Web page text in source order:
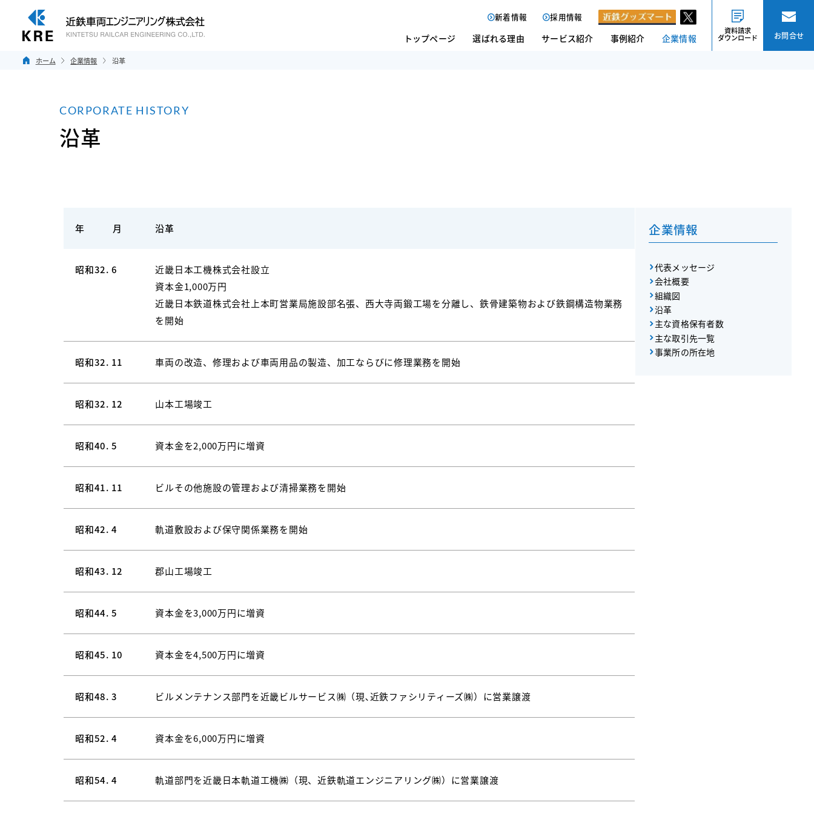
新着情報 採用情報
トップページ 選ばれる理由 サービス紹介 事例紹介 企業情報
資料請求
ダウンロード お問合せ
ホーム 企業情報 沿革
CORPORATE HISTORY
沿革
年 月 沿革
昭和32. 6
近畿日本工機株式会社設立
資本金1,000万円
近畿日本鉄道株式会社上本町営業局施設部名張、西大寺両鍛工場を分離し、鉄骨建築物および鉄鋼構造物業務
を開始
昭和32. 11 車両の改造、修理および車両用品の製造、加工ならびに修理業務を開始
昭和32. 12 山本工場竣工
昭和40. 5 資本金を2,000万円に増資
昭和41. 11 ビルその他施設の管理および清掃業務を開始
昭和42. 4 軌道敷設および保守関係業務を開始
昭和43. 12 郡山工場竣工
昭和44. 5 資本金を3,000万円に増資
昭和45. 10 資本金を4,500万円に増資
昭和48. 3 ビルメンテナンス部門を近畿ビルサービス㈱（現､近鉄ファシリティーズ㈱）に営業譲渡
昭和52. 4 資本金を6,000万円に増資
昭和54. 4 軌道部門を近畿日本軌道工機㈱（現、近鉄軌道エンジニアリング㈱）に営業譲渡
企業情報
代表メッセージ
会社概要
組織図
沿革
主な資格保有者数
主な取引先一覧
事業所の所在地